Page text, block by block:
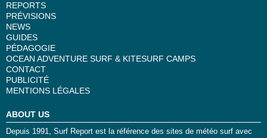
REPORTS
PRÉVISIONS
NEWS
GUIDES
PÉDAGOGIE
OCEAN ADVENTURE SURF & KITESURF CAMPS
CONTACT
PUBLICITÉ
MENTIONS LÉGALES
ABOUT US
Depuis 1991, Surf Report est la référence des sites de météo surf avec